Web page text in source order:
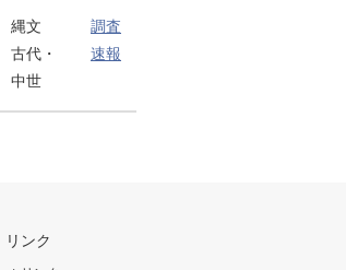
縄文
古代・
中世
調査
速報
リンク